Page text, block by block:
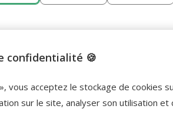
votre première commande* avec votre
en cours.
Voir conditions
Copier
confidentialité 🍪
vous acceptez le stockage de cookies
sur le site, analyser son utilisation et